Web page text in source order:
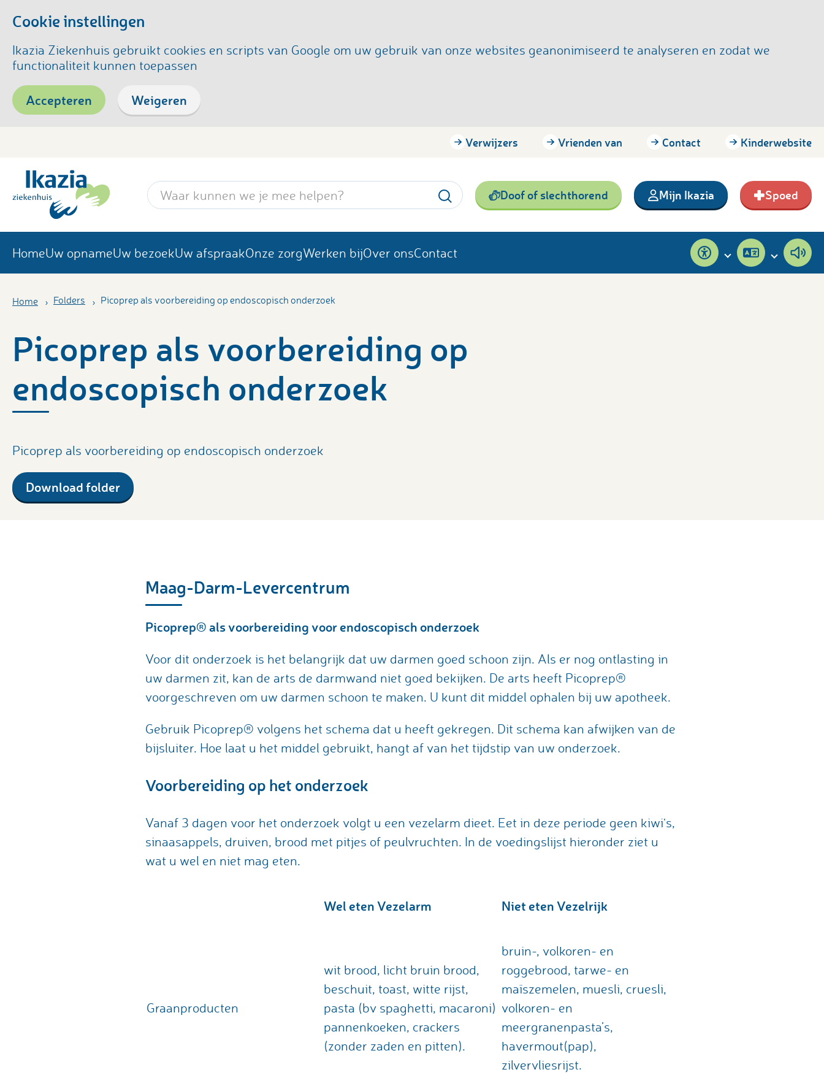
Cookie instellingen
Ikazia Ziekenhuis gebruikt cookies en scripts van Google om uw gebruik van onze websites geanonimiseerd te analyseren en zodat we
functionaliteit kunnen toepassen
Accepteren Weigeren
Verwijzers Vrienden van Contact Kinderwebsite
Zoekwoord Doof of slechthorend Mijn Ikazia Spoed
HomeUw opnameUw bezoekUw afspraakOnze zorgWerken bijOver onsContact Toegankelijkheid
Pagina
vertalen
Home Folders Picoprep als voorbereiding op endoscopisch onderzoek
Picoprep als voorbereiding op
endoscopisch onderzoek
Picoprep als voorbereiding op endoscopisch onderzoek
Download folder
Maag-Darm-Levercentrum
Picoprep® als voorbereiding voor endoscopisch onderzoek
Voor dit onderzoek is het belangrijk dat uw darmen goed schoon zijn. Als er nog ontlasting in
uw darmen zit, kan de arts de darmwand niet goed bekijken. De arts heeft Picoprep®
voorgeschreven om uw darmen schoon te maken. U kunt dit middel ophalen bij uw apotheek.
Gebruik Picoprep® volgens het schema dat u heeft gekregen. Dit schema kan afwijken van de
bijsluiter. Hoe laat u het middel gebruikt, hangt af van het tijdstip van uw onderzoek.
Voorbereiding op het onderzoek
Vanaf 3 dagen voor het onderzoek volgt u een vezelarm dieet. Eet in deze periode geen kiwi's,
sinaasappels, druiven, brood met pitjes of peulvruchten. In de voedingslijst hieronder ziet u
wat u wel en niet mag eten.
Wel eten Vezelarm Niet eten Vezelrijk
Graanproducten
wit brood, licht bruin brood,
beschuit, toast, witte rijst,
pasta (bv spaghetti, macaroni)
pannenkoeken, crackers
(zonder zaden en pitten).
bruin-, volkoren- en
roggebrood, tarwe- en
maïszemelen, muesli, cruesli,
volkoren- en
meergranenpasta’s,
havermout(pap),
zilvervliesrijst.